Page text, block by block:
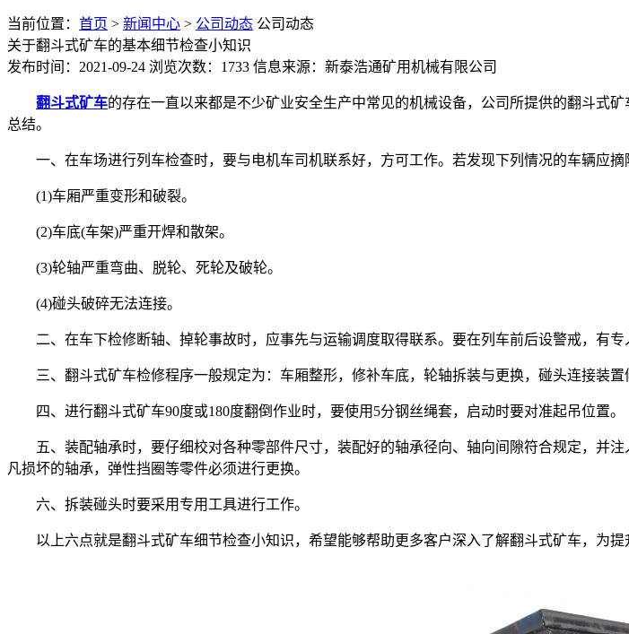
当前位置： 首页 > 新闻中心 > 公司动态 公司动态
关于翻斗式矿车的基本细节检查小知识
发布时间：2021-09-24 浏览次数：1733 信息来源：新泰浩通矿用机械有限公司
翻斗式矿车的存在一直以来都是不少矿业安全生产中常见的机械设备，公司所提供的翻斗式
总结。
一、在车场进行列车检查时，要与电机车司机联系好，方可工作。若发现下列情况的车辆应摘
(1)车厢严重变形和破裂。
(2)车底(车架)严重开焊和散架。
(3)轮轴严重弯曲、脱轮、死轮及破轮。
(4)碰头破碎无法连接。
二、在车下检修断轴、掉轮事故时，应事先与运输调度取得联系。要在列车前后设警戒，有专
三、翻斗式矿车检修程序一般规定为：车厢整形，修补车底，轮轴拆装与更换，碰头连接装置
四、进行翻斗式矿车90度或180度翻倒作业时，要使用5分钢丝绳套，启动时要对准起吊位置。
五、装配轴承时，要仔细校对各种零部件尺寸，装配好的轴承径向、轴向间隙符合规定，并
凡损坏的轴承，弹性挡圈等零件必须进行更换。
六、拆装碰头时要采用专用工具进行工作。
以上六点就是翻斗式矿车细节检查小知识，希望能够帮助更多客户深入了解翻斗式矿车，为提